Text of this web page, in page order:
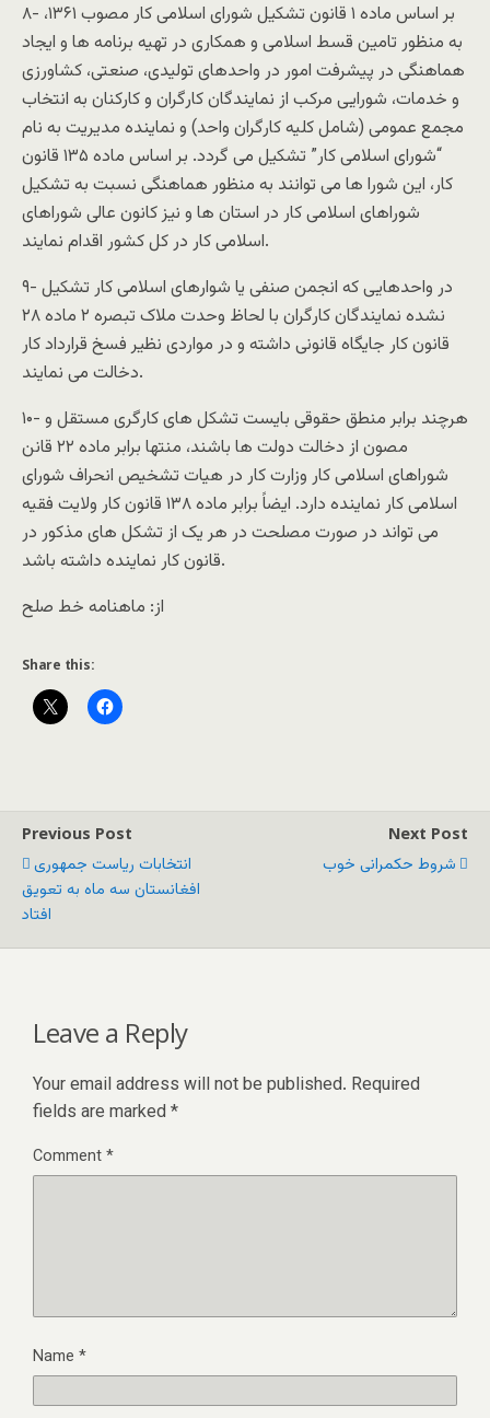
۸- بر اساس ماده ۱ قانون تشکیل شورای اسلامی کار مصوب ۱۳۶۱،
به منظور تامین قسط اسلامی و همکاری در تهیه برنامه ها و ایجاد
هماهنگی در پیشرفت امور در واحدهای تولیدی، صنعتی، کشاورزی
و ‌خدمات، شورایی مرکب از نمایندگان کارگران و کارکنان به انتخاب
مجمع عمومی (شامل کلیه کارگران واحد) و نماینده مدیریت به نام
“شورای اسلامی کار” تشکیل می گردد. بر اساس ماده ۱۳۵ قانون
کار، این شورا ها می توانند به منظور هماهنگی نسبت به تشکیل
شوراهای اسلامی کار در استان ها و نیز کانون عالی شوراهای
اسلامی کار در کل کشور اقدام نمایند.
۹- در واحدهایی که انجمن صنفی یا شوارهای اسلامی کار تشکیل
نشده نمایندگان کارگران با لحاظ وحدت ملاک تبصره ۲ ماده ۲۸
قانون کار جایگاه قانونی داشته و در مواردی نظیر فسخ قرارداد کار
دخالت می نمایند.
۱۰- هرچند برابر منطق حقوقی بایست تشکل های کارگری مستقل و
مصون از دخالت دولت ها باشند، منتها برابر ماده ۲۲ قانن
شوراهای اسلامی کار وزارت کار در هیات تشخیص انحراف شورای
اسلامی کار نماینده دارد. ایضاً برابر ماده ۱۳۸ قانون کار ولایت فقیه
می تواند در صورت مصلحت در هر یک از تشکل های مذکور در
قانون کار نماینده داشته باشد. ‌‌‌‌‌‌‌‌‌‌‌‌‌‌‌‌‌‌‌‌‌‌‌‌‌‌‌‌‌
از: ماهنامه خط صلح
Share this:
Previous Post
انتخابات ریاست جمهوری
افغانستان سه ماه به تعویق
افتاد
Next Post
شروط حکمرانی خوب
Leave a Reply
Your email address will not be published. Required
fields are marked *
Comment*
Name *